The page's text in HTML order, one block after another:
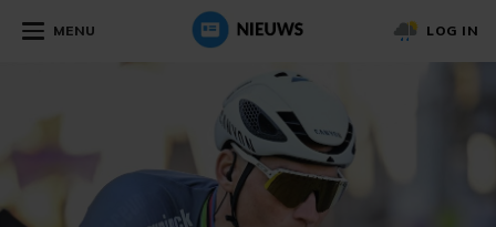
MENU LOG IN